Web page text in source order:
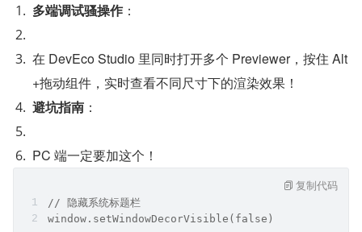
多端调试骚操作 ：
在 DevEco Studio 里同时打开多个 Previewer，按住 Alt
+拖动组件，实时查看不同尺寸下的渲染效果！
避坑指南 ：
PC 端一定要加这个！
// 隐藏系统标题栏
window.setWindowDecorVisible(false)
复制代码